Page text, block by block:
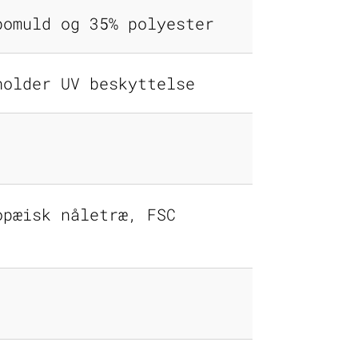
og 35% polyester
UV beskyttelse
nåletræ, FSC